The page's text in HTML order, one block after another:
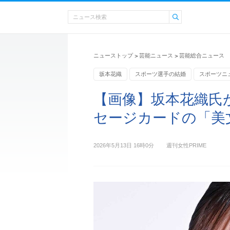
ニューストップ > 芸能ニュース > 芸能総合ニュース
坂本花織 スポーツ選手の結婚 スポーツニ
【画像】坂本花織
セージカードの「
2026年5月13日 16時0分 週刊女性PRIME